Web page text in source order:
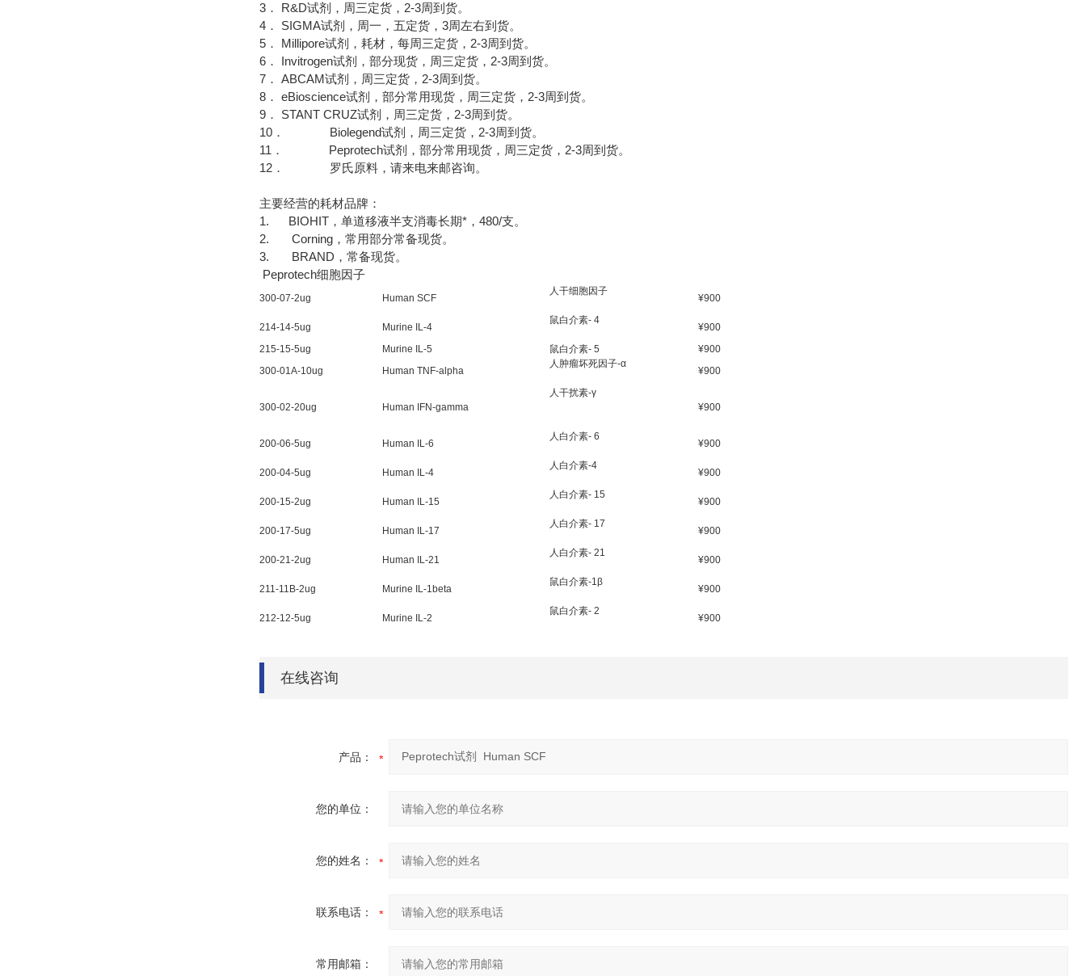
3． R&D试剂，周三定货，2-3周到货。
4． SIGMA试剂，周一，五定货，3周左右到货。
5． Millipore试剂，耗材，每周三定货，2-3周到货。
6． Invitrogen试剂，部分现货，周三定货，2-3周到货。
7． ABCAM试剂，周三定货，2-3周到货。
8． eBioscience试剂，部分常用现货，周三定货，2-3周到货。
9． STANT CRUZ试剂，周三定货，2-3周到货。
10． Biolegend试剂，周三定货，2-3周到货。
11． Peprotech试剂，部分常用现货，周三定货，2-3周到货。
12． 罗氏原料，请来电来邮咨询。
主要经营的耗材品牌：
1. BIOHIT，单道移液半支消毒长期*，480/支。
2. Corning，常用部分常备现货。
3. BRAND，常备现货。
Peprotech细胞因子
300-07-2ug Human SCF
人干细胞因子
¥900
214-14-5ug Murine IL-4
鼠白介素- 4
¥900
215-15-5ug
Murine IL-5 鼠白介素- 5
¥900
300-01A-10ug
Human TNF-alpha
人肿瘤坏死因子-α
¥900
300-02-20ug Human IFN-gamma
人干扰素-γ
¥900
200-06-5ug Human IL-6
人白介素- 6
¥900
200-04-5ug Human IL-4
人白介素-4
¥900
200-15-2ug Human IL-15
人白介素- 15
¥900
200-17-5ug Human IL-17
人白介素- 17
¥900
200-21-2ug Human IL-21
人白介素- 21
¥900
211-11B-2ug Murine IL-1beta
鼠白介素-1β
¥900
212-12-5ug Murine IL-2
鼠白介素- 2
¥900
在线咨询
产品：
您的单位：
您的姓名：
联系电话：
常用邮箱：